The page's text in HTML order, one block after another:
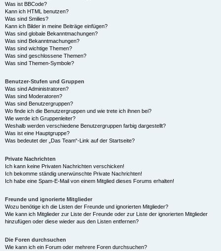
Was ist BBCode?
Kann ich HTML benutzen?
Was sind Smilies?
Kann ich Bilder in meine Beiträge einfügen?
Was sind globale Bekanntmachungen?
Was sind Bekanntmachungen?
Was sind wichtige Themen?
Was sind geschlossene Themen?
Was sind Themen-Symbole?
Benutzer-Stufen und Gruppen
Was sind Administratoren?
Was sind Moderatoren?
Was sind Benutzergruppen?
Wo finde ich die Benutzergruppen und wie trete ich ihnen bei?
Wie werde ich Gruppenleiter?
Weshalb werden verschiedene Benutzergruppen farbig dargestellt?
Was ist eine Hauptgruppe?
Was bedeutet der „Das Team“-Link auf der Startseite?
Private Nachrichten
Ich kann keine Privaten Nachrichten verschicken!
Ich bekomme ständig unerwünschte Private Nachrichten!
Ich habe eine Spam-E-Mail von einem Mitglied dieses Forums erhalten!
Freunde und ignorierte Mitglieder
Wozu benötige ich die Listen der Freunde und ignorierten Mitglieder?
Wie kann ich Mitglieder zur Liste der Freunde oder zur Liste der ignorierten Mitglieder
hinzufügen oder diese wieder aus den Listen entfernen?
Die Foren durchsuchen
Wie kann ich ein Forum oder mehrere Foren durchsuchen?